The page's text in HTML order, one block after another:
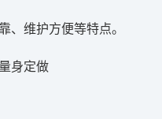
、维护方便等特点。
身定做